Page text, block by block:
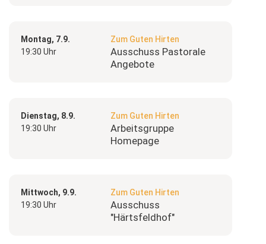
Montag, 7.9.
Zum Guten Hirten
19:30 Uhr
Ausschuss Pastorale
Angebote
Dienstag, 8.9.
Zum Guten Hirten
19:30 Uhr
Arbeitsgruppe
Homepage
Mittwoch, 9.9.
Zum Guten Hirten
19:30 Uhr
Ausschuss
"Härtsfeldhof"